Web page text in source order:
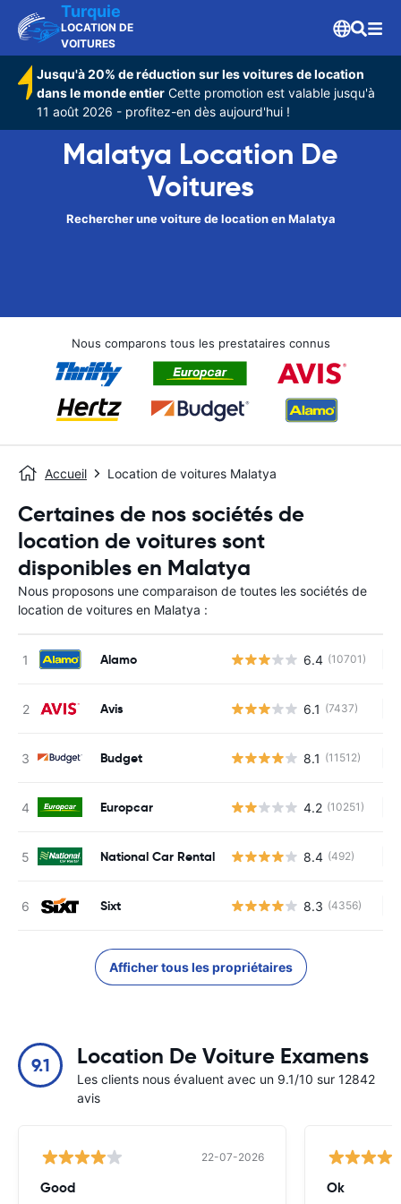
Turquie
LOCATION DE
VOITURES
Jusqu'à 20% de réduction sur les voitures de location
dans le monde entier Cette promotion est valable jusqu'à
11 août 2026 - profitez-en dès aujourd'hui !
Malatya Location De
Voitures
Rechercher une voiture de location en Malatya
Nous comparons tous les prestataires connus
Accueil Location de voitures Malatya
Certaines de nos sociétés de
location de voitures sont
disponibles en Malatya
Nous proposons une comparaison de toutes les sociétés de
location de voitures en Malatya :
Alamo 6.4 (10701)
Avis 6.1 (7437)
Budget 8.1 (11512)
Europcar 4.2 (10251)
National Car Rental 8.4 (492)
Sixt 8.3 (4356)
Afficher tous les propriétaires
9.1 Location De Voiture Examens
Les clients nous évaluent avec un 9.1/10 sur 12842
avis
22-07-2026
Good Ok